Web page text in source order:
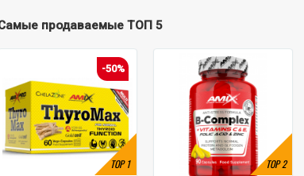
продаваемые ТОП 5
TOP1
-50%
TOP2